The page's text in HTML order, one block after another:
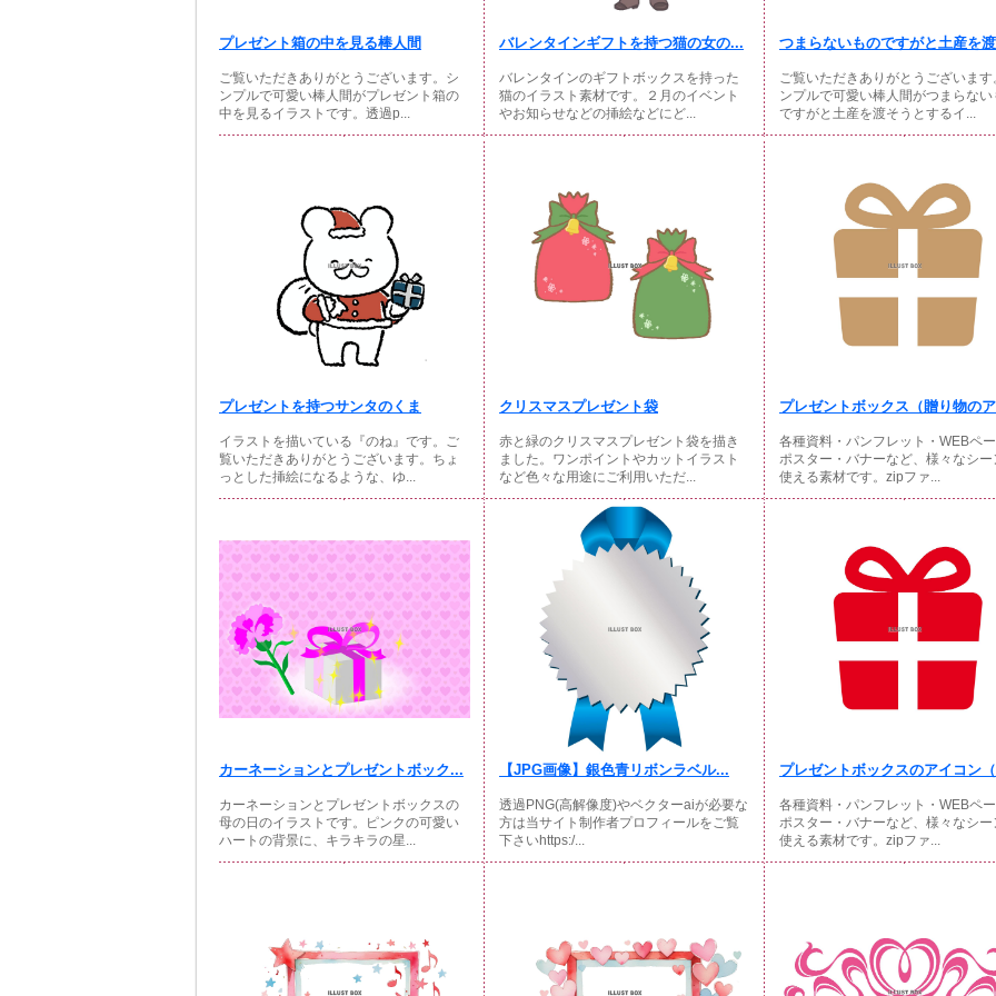
プレゼント箱の中を見る棒人間
ご覧いただきありがとうございます。シ
ンプルで可愛い棒人間がプレゼント箱の
中を見るイラストです。透過p...
バレンタインギフトを持つ猫の女の...
バレンタインのギフトボックスを持った
猫のイラスト素材です。２月のイベント
やお知らせなどの挿絵などにど...
つまらないものですがと土産を
ご覧いただきありがとうございます
ンプルで可愛い棒人間がつまらない
ですがと土産を渡そうとするイ...
プレゼントを持つサンタのくま
イラストを描いている『のね』です。ご
覧いただきありがとうございます。ちょ
っとした挿絵になるような、ゆ...
クリスマスプレゼント袋
赤と緑のクリスマスプレゼント袋を描き
ました。ワンポイントやカットイラスト
など色々な用途にご利用いただ...
プレゼントボックス（贈り物の
各種資料・パンフレット・WEBペー
ポスター・バナーなど、様々なシー
使える素材です。zipファ...
カーネーションとプレゼントボック...
カーネーションとプレゼントボックスの
母の日のイラストです。ピンクの可愛い
ハートの背景に、キラキラの星...
【JPG画像】銀色青リボンラベル...
透過PNG(高解像度)やベクターaiが必要な
方は当サイト制作者プロフィールをご覧
下さいhttps:/...
プレゼントボックスのアイコン
各種資料・パンフレット・WEBペー
ポスター・バナーなど、様々なシー
使える素材です。zipファ...